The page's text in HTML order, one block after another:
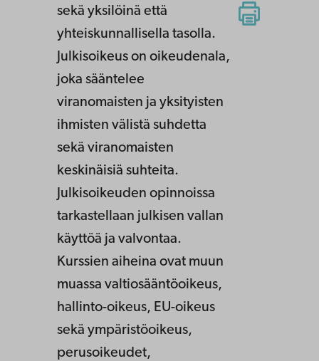
sekä yksilöinä että
yhteiskunnallisella tasolla.
Julkisoikeus on oikeudenala,
joka sääntelee
viranomaisten ja yksityisten
ihmisten välistä suhdetta
sekä viranomaisten
keskinäisiä suhteita.
Julkisoikeuden opinnoissa
tarkastellaan julkisen vallan
käyttöä ja valvontaa.
Kurssien aiheina ovat muun
muassa valtiosääntöoikeus,
hallinto-oikeus, EU-oikeus
sekä ympäristöoikeus,
perusoikeudet,